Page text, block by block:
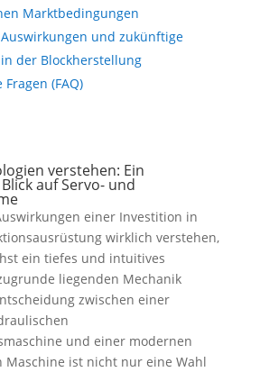
Marktbedingungen
und zukünftige
der Blockherstellung
(FAQ)
verstehen: Ein
auf Servo- und
einer Investition in
wirklich verstehen,
ein tiefes und intuitives
liegenden Mechanik
zwischen einer
und einer modernen
Maschine ist nicht nur eine Wahl